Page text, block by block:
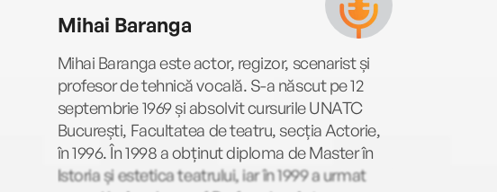
bomboanele cu aromă de lemn dulce. De
același autor, la Editura Trei au apărut opt
romane din seria Helen Grace: Ghici cine moare
primul (declarat cel mai bun roman polițist de
debut din Marea Britanie în 2014), Ghici ce-i în
cutie, Casa păpușilor, Ghici care-i mincinosul,
Băiatul pierdut, De-a v-ați ascunselea, Mă
Mihai Baranga
Mihai Baranga este actor, regizor, scenarist și
profesor de tehnică vocală. S-a născut pe 12
septembrie 1969 și absolvit cursurile UNATC
București, Facultatea de teatru, secția Actorie,
în 1996. În 1998 a obținut diploma de Master în
Istoria și estetica teatrului, iar în 1999 a urmat